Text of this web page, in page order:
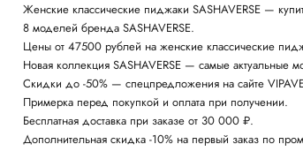
Женские классические пиджаки SASHAVERSE —
8 моделей бренда SASHAVERSE.
Цены от 47500 рублей на женские классические
Новая коллекция SASHAVERSE — самые актуальные
Скидки до -50% — спецпредложения на сайте
Примерка перед покупкой и оплата при получении.
Бесплатная доставка при заказе от 30 000 ₽.
Дополнительная скидка -10% на первый заказ по